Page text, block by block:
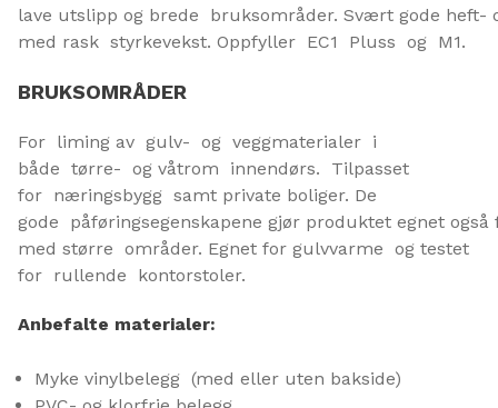
lave utslipp og brede bruksområder. Svært gode heft-
med rask styrkevekst. Oppfyller EC1 Pluss og M1.
BRUKSOMRÅDER
For liming av gulv- og veggmaterialer i
både tørre- og våtrom innendørs. Tilpasset
for næringsbygg samt private boliger. De
gode påføringsegenskapene gjør produktet egnet
med større områder. Egnet for gulvvarme og testet
for rullende kontorstoler.
Anbefalte materialer:
Myke vinylbelegg (med eller uten bakside)